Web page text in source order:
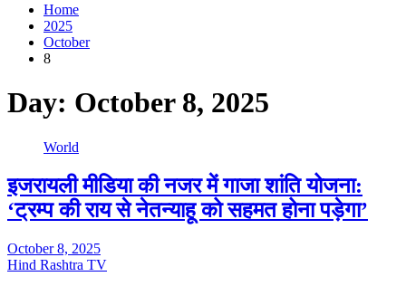
Home
2025
October
8
Day: October 8, 2025
World
इजरायली मीडिया की नजर में गाजा शांति योजना:
‘ट्रम्प की राय से नेतन्याहू को सहमत होना पड़ेगा’
October 8, 2025
Hind Rashtra TV